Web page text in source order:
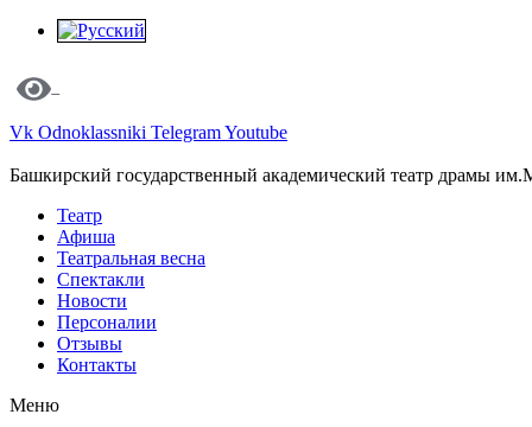
Vk Odnoklassniki TelegramYoutube
Башкирский государственный академический театр драмы
Театр
Афиша
Театральная весна
Спектакли
Новости
Персоналии
Отзывы
Контакты
Меню